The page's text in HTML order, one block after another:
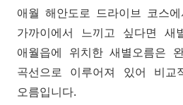
애월 해안도로 드라이브 코스
가까이에서 느끼고 싶다면 새
애월읍에 위치한 새별오름은
곡선으로 이루어져 있어 비
오름입니다.